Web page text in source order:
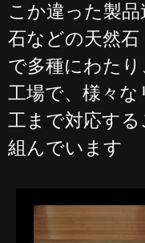
こか違った製
石などの天然
で多種にわた
工場で、様々
工まで対応す
組んでいます